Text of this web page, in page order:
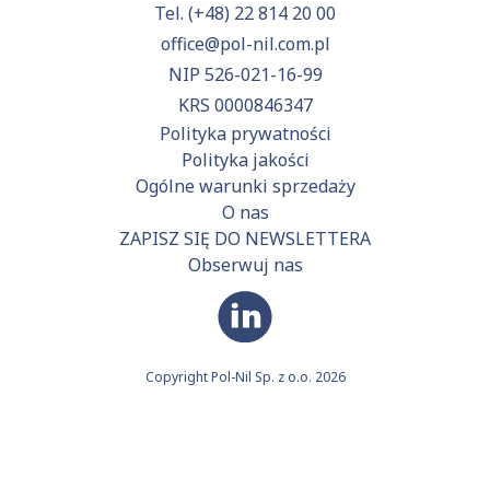
Tel. (+48) 22 814 20 00
office@pol-nil.com.pl
NIP 526-021-16-99
KRS 0000846347
Polityka prywatności
Polityka jakości
Ogólne warunki sprzedaży
O nas
ZAPISZ SIĘ DO NEWSLETTERA
Obserwuj nas
Copyright Pol-Nil Sp. z o.o. 2026